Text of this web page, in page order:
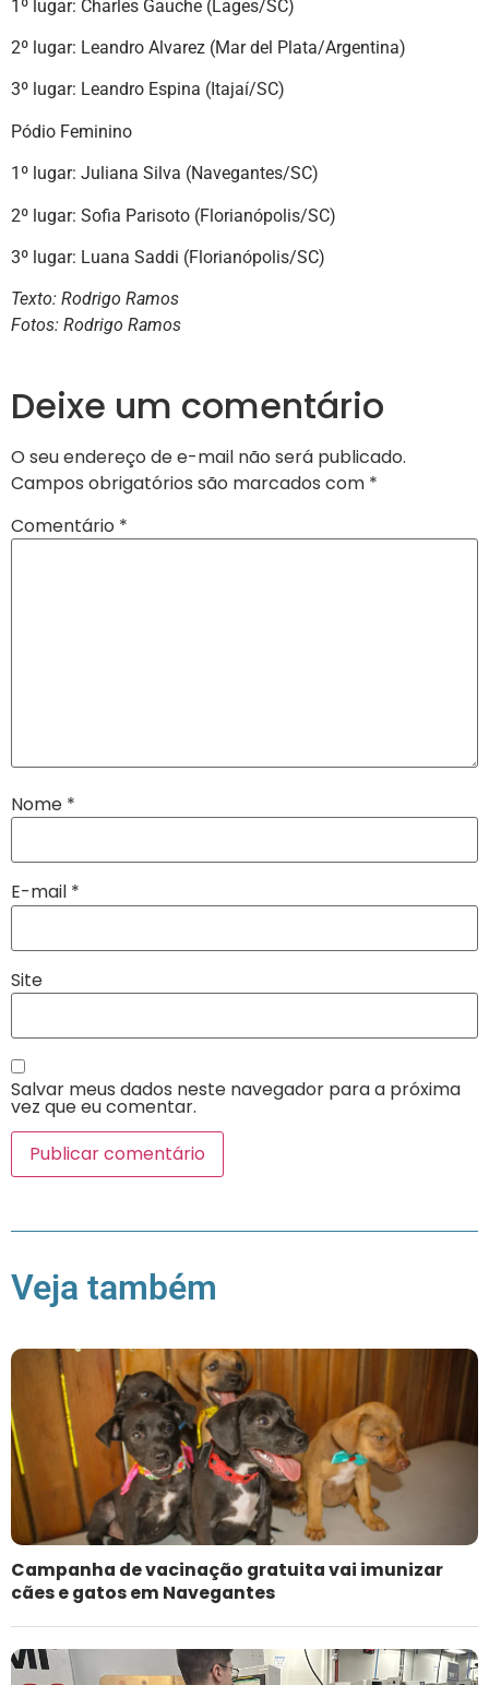
1º lugar: Charles Gauche (Lages/SC)
2º lugar: Leandro Alvarez (Mar del Plata/Argentina)
3º lugar: Leandro Espina (Itajaí/SC)
Pódio Feminino
1º lugar: Juliana Silva (Navegantes/SC)
2º lugar: Sofia Parisoto (Florianópolis/SC)
3º lugar: Luana Saddi (Florianópolis/SC)
Texto: Rodrigo Ramos
Fotos: Rodrigo Ramos
Deixe um comentário
O seu endereço de e-mail não será publicado.
Campos obrigatórios são marcados com *
Comentário *
Nome *
E-mail *
Site
Salvar meus dados neste navegador para a próxima
vez que eu comentar.
Veja também
Campanha de vacinação gratuita vai imunizar
cães e gatos em Navegantes